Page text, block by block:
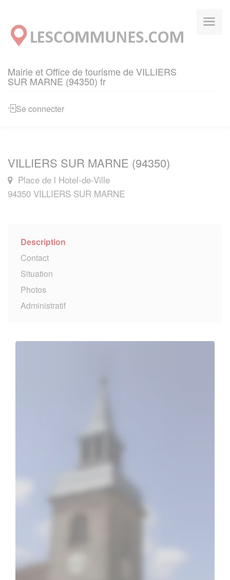
Mairie et Office de tourisme de VILLIERS
SUR MARNE (94350) fr
Se connecter
VILLIERS SUR MARNE (94350)
Place de l Hotel-de-Ville
94350 VILLIERS SUR MARNE
Description
Contact
Situation
Photos
Administratif